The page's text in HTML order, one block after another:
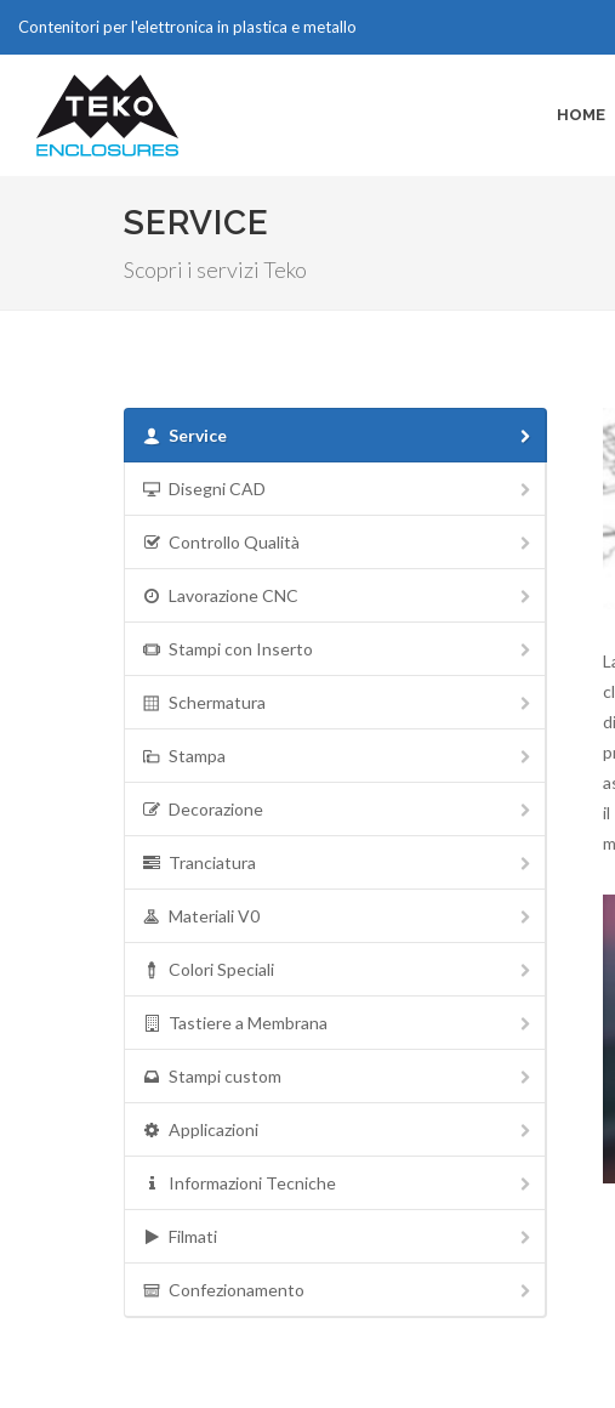
Contenitori per l'elettronica in plastica e metallo
HOME
SERVICE
Scopri i servizi Teko
Service
Disegni CAD
Controllo Qualità
Lavorazione CNC
Stampi con Inserto
Schermatura
Stampa
Decorazione
Tranciatura
Materiali V0
Colori Speciali
Tastiere a Membrana
Stampi custom
Applicazioni
Informazioni Tecniche
Filmati
Confezionamento
il